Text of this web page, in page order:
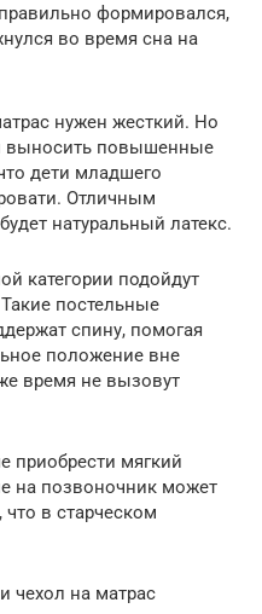
формировался,
во время сна на
нужен жесткий. Но
выносить повышенные
дети младшего
Отличным
натуральный латекс.
категории подойдут
постельные
спину, помогая
положение вне
время не вызовут
мягкий
на позвоночник может
что в старческом
чехол на матрас